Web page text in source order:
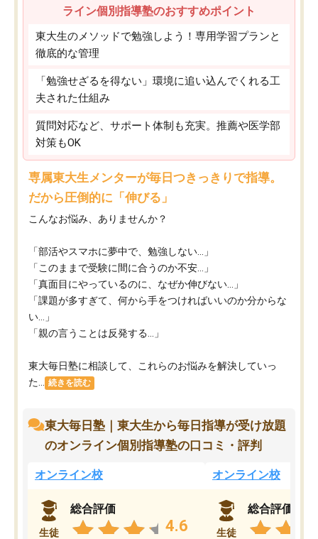
ライン個別指導塾のおすすめポイント
東大生のメソッドで勉強しよう！専用学習プランと
徹底的な管理
「勉強せざるを得ない」環境に追い込んでくれる工
夫された仕組み
質問対応など、サポート体制も充実。推薦や医学部
対策もOK
専属東大生メンターが毎日つきっきりで指導。
だから圧倒的に「伸びる」
こんなお悩み、ありませんか？
「部活やスマホに夢中で、勉強しない…」
「このままで受験に間に合うのか不安…」
「真面目にやっているのに、なぜか伸びない…」
「課題が多すぎて、何から手をつければいいのか分からな
い…」
「親の言うことは反発する…」
東大毎日塾に相談して、これらのお悩みを解決していっ
た...
続きを読む
東大毎日塾｜東大生から毎日指導が受け放題
のオンライン個別指導塾の口コミ・評判
オンライン校
生徒
総合評価
4.6
オンライン校
生徒
総合評価